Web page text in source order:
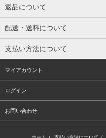
返品について
配送・送料について
支払い方法について
マイアカウント
ログイン
お問い合わせ